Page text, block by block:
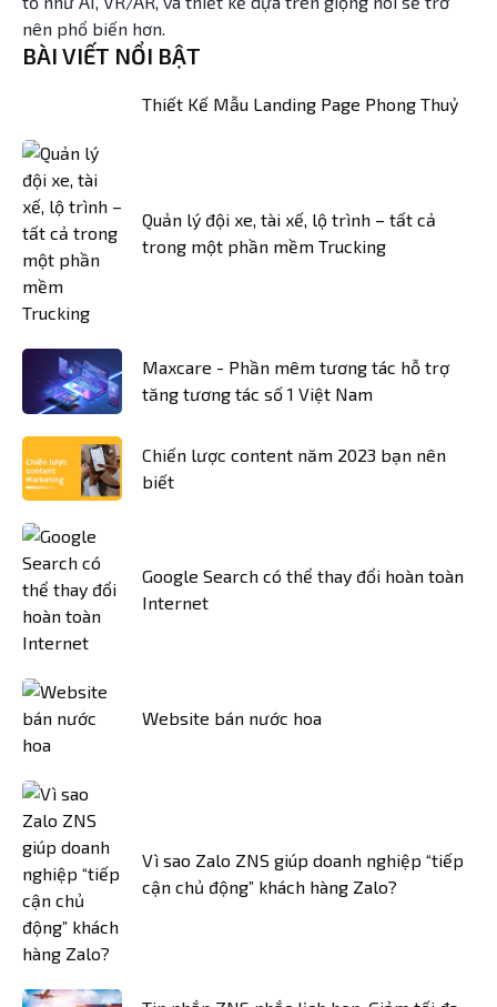
nên phổ biến hơn.
BÀI VIẾT NỔI BẬT
Thiết Kế Mẫu Landing Page Phong Thuỷ
Quản lý đội xe, tài xế, lộ trình – tất cả
trong một phần mềm Trucking
Maxcare - Phần mêm tương tác hỗ trợ
tăng tương tác số 1 Việt Nam
Chiến lược content năm 2023 bạn nên
biết
Google Search có thể thay đổi hoàn toàn
Internet
Website bán nước hoa
Vì sao Zalo ZNS giúp doanh nghiệp “tiếp
cận chủ động” khách hàng Zalo?